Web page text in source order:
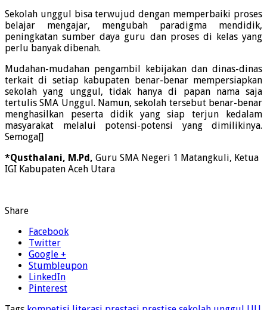
Sekolah unggul bisa terwujud dengan memperbaiki proses
belajar mengajar, mengubah paradigma mendidik,
peningkatan sumber daya guru dan proses di kelas yang
perlu banyak dibenah.
Mudahan-mudahan pengambil kebijakan dan dinas-dinas
terkait di setiap kabupaten benar-benar mempersiapkan
sekolah yang unggul, tidak hanya di papan nama saja
tertulis SMA Unggul. Namun, sekolah tersebut benar-benar
menghasilkan peserta didik yang siap terjun kedalam
masyarakat melalui potensi-potensi yang dimilikinya.
Semoga[]
*Qusthalani, M.Pd, Guru SMA Negeri 1 Matangkuli, Ketua
IGI Kabupaten Aceh Utara
Share
Facebook
Twitter
Google +
Stumbleupon
LinkedIn
Pinterest